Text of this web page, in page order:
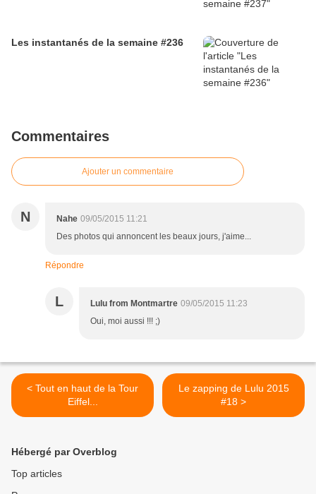
Les instantanés de la semaine #236
Commentaires
Ajouter un commentaire
N Nahe 09/05/2015 11:21
Des photos qui annoncent les beaux jours, j'aime...
Répondre
L Lulu from Montmartre 09/05/2015 11:23
Oui, moi aussi !!! ;)
< Tout en haut de la Tour
Eiffel...
Le zapping de Lulu 2015
#18 >
Hébergé par Overblog
Top articles